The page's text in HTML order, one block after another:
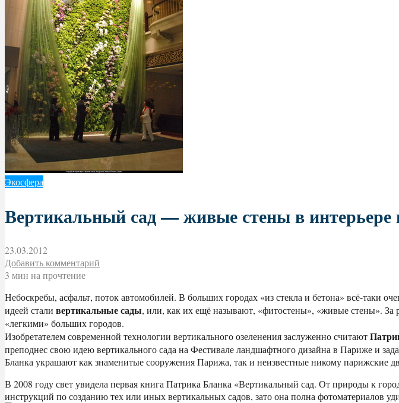
Экосфера
Вертикальный сад — живые стены в интерьере
23.03.2012
Добавить комментарий
3 мин на прочтение
Небоскребы, асфальт, поток автомобилей. В больших городах «из стекла и бетона» всё-таки
идеей стали вертикальные сады, или, как их ещё называют, «фитостены», «живые стены».
«легкими» больших городов.
Изобретателем современной технологии вертикального озеленения заслуженно считают
преподнес свою идею вертикального сада на Фестивале ландшафтного дизайна в Париже и
Бланка украшают как знаменитые сооружения Парижа, так и неизвестные никому парижские
В 2008 году свет увидела первая книга Патрика Бланка «Вертикальный сад. От природы к
инструкций по созданию тех или иных вертикальных садов, зато она полна фотоматериалов